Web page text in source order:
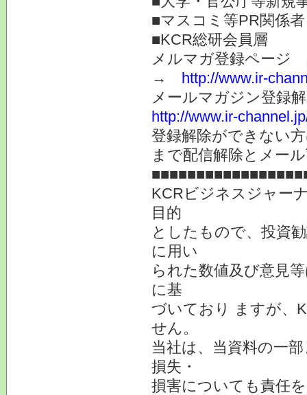
■マスコミ等PR関係者
■KCR総研会員層
メルマガ登録ページ
→ http://www.ir-
メールマガジン登録
http://www.ir-
登録解除ができない
まで配信解除とメー
KCRビジネスジャー
目的
としたもので、投資
に用い
られた数値及び意見
に基
づいており ますが、
せん。
当社は、当資料の一
損失・
損害についても責任